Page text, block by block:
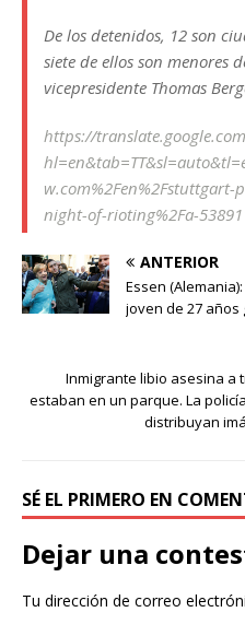
De los detenidos, 12 son
siete de ellos son menores
vicepresidente Thomas
https://
night-of-rioting%2Fa-
ANTERIOR
Essen
joven de 27
Inmigrante libio asesina a
estaban en un parque. La
distribuyan
SÉ EL PRIMERO EN
Dejar una
Tu dirección de correo